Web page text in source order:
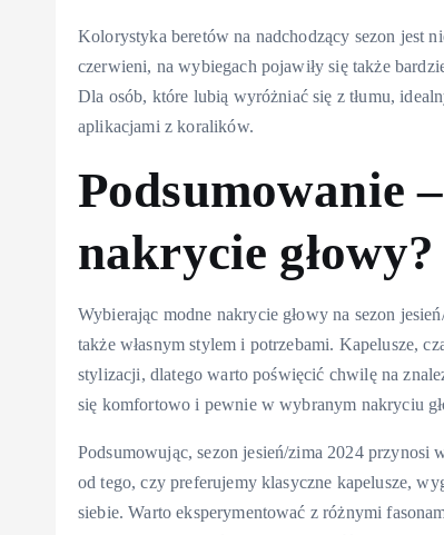
Kolorystyka beretów na nadchodzący sezon jest
czerwieni, na wybiegach pojawiły się także
Dla osób, które lubią wyróżniać się z tłumu,
aplikacjami z koralików.
Podsumowanie
nakrycie głowy?
Wybierając modne nakrycie głowy na sezon
także własnym stylem i potrzebami. Kapelusze,
stylizacji, dlatego warto poświęcić chwilę na
się komfortowo i pewnie w wybranym nakryciu
Podsumowując, sezon jesień/zima 2024 przynosi
od tego, czy preferujemy klasyczne kapelusze,
siebie. Warto eksperymentować z różnymi